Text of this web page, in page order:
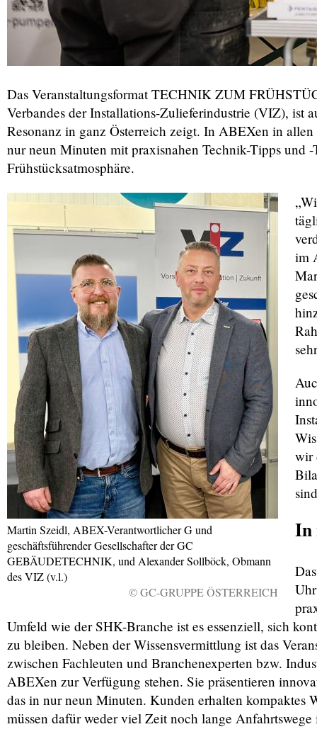
Das Veranstaltungsformat TECHNIK ZUM
Verbandes der Installations-Zulieferindustrie (VIZ), ist
Resonanz in ganz Österreich zeigt. In ABEXen in
nur neun Minuten mit praxisnahen Technik-Tipps und
Frühstücksatmosphäre.
Martin Szeidl, ABEX-Verantwortlicher G und
geschäftsführender Gesellschafter der GC
GEBÄUDETECHNIK, und Alexander Sollböck, Obmann
des VIZ (v.l.)
© GC-GRUPPE ÖSTERREICH
im
wir
In
Umfeld wie der SHK-Branche ist es essenziell, sich
zu bleiben. Neben der Wissensvermittlung ist das
zwischen Fachleuten und Branchenexperten bzw.
ABEXen zur Verfügung stehen. Sie präsentieren
das in nur neun Minuten. Kunden erhalten kompaktes
müssen dafür weder viel Zeit noch lange Anfahrtswege